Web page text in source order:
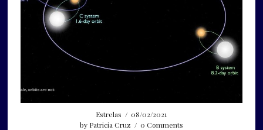
Estrelas / 08/02/2021
by Patricia Cruz / 0 Comments